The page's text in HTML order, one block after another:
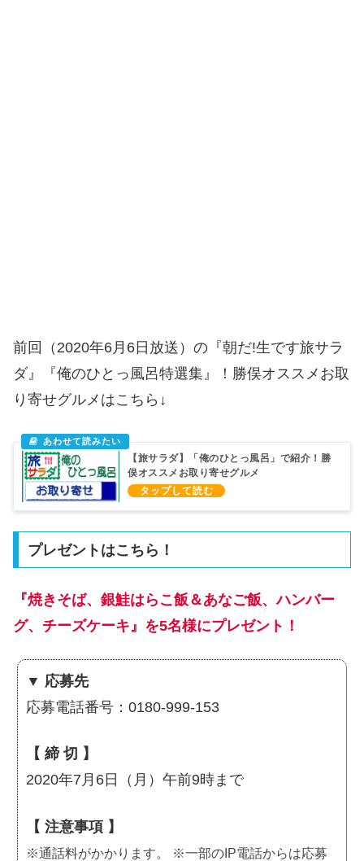
前回（2020年6月6日放送）の『朝だ!生です旅サラ
ダ』『俺のひとっ風呂特選集』！勝俣オススメお取
り寄せグルメはこちら↓
【旅サラダ】「俺のひとっ風呂」で紹介！勝
俣オススメお取り寄せグルメ
プレゼントはこちら！
『焼きそば、銀鮭はらこ飯＆あなご飯、ハンバー
グ、チーズケーキ』を5名様にプレゼント！
▼ 応募先
応募電話番号：0180-999-153
【 締 切 】
2020年7月6日（月）午前9時まで
【 注意事項 】
※通話料がかかります。 ※一部のIP電話からは応募